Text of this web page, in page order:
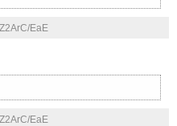
EaE
EaE